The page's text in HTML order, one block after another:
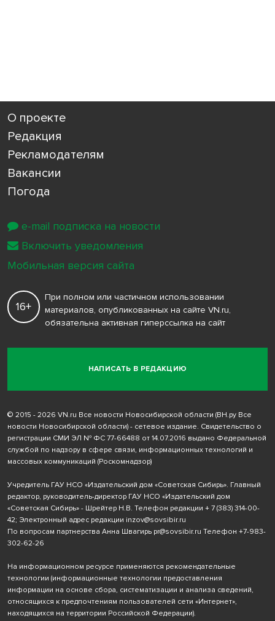
О проекте
Редакция
Рекламодателям
Вакансии
Погода
НАПИСАТЬ В РЕДАКЦИЮ
16+
При полном или частичном использовании
материалов, опубликованных на сайте VN.ru,
обязательна активная гиперссылка на сайт
© 2015 - 2026 VN.ru Все новости Новосибирской области (ВН.ру Все
новости Новосибирской области) - сетевое издание. Свидетельство о
регистрации СМИ ЭЛ № ФС 77-66488 от 14.07.2016 выдано Федеральной
службой по надзору в сфере связи, информационных технологий и
массовых коммуникаций (Роскомнадзор)
Учредитель ГАУ НСО «Издательский дом «Советская Сибирь». Главный
редактор, руководитель-директор ГАУ НСО «Издательский дом
«Советская Сибирь» - Шрейтер Н.В. Телефон редакции + 7 (383) 314-00-
42; Электронный адрес редакции inzov@sovsibir.ru
По вопросам партнерства Анна Швагирь pr@sovsibir.ru Телефон +7-983-
302-62-26
На информационном ресурсе применяются рекомендательные
технологии (информационные технологии предоставления
информации на основе сбора, систематизации и анализа сведений,
относящихся к предпочтениям пользователей сети «Интернет»,
находящихся на территории Российской Федерации).
e-mail подписка на новости
Включить уведомления
Мобильная версия сайта